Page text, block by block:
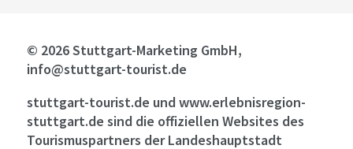
© 2026 Stuttgart-Marketing GmbH,
info@stuttgart-tourist.de
stuttgart-tourist.de und www.erlebnisregion-
stuttgart.de sind die offiziellen Websites des
Tourismuspartners der Landeshauptstadt